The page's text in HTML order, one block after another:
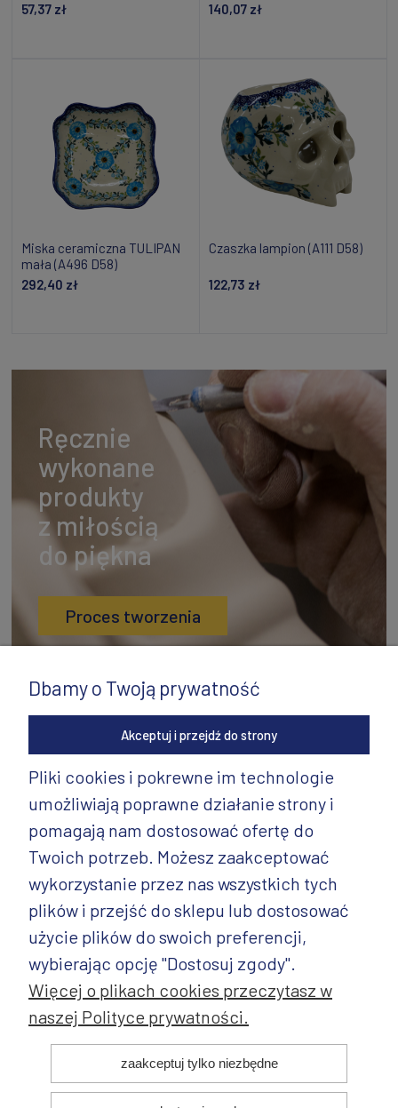
57,37 zł 140,07 zł
Miska ceramiczna TULIPAN
mała (A496 D58)
292,40 zł
Czaszka lampion (A111 D58)
122,73 zł
Ręcznie
wykonane
produkty
z miłością
do piękna
Proces tworzenia
INFORMACJE
PRODUKTY CD.
POZOSTAŁE
Dbamy o Twoją prywatność
Akceptuj i przejdź do strony
Pliki cookies i pokrewne im technologie
umożliwiają poprawne działanie strony i
pomagają nam dostosować ofertę do
Twoich potrzeb. Możesz zaakceptować
wykorzystanie przez nas wszystkich tych
plików i przejść do sklepu lub dostosować
użycie plików do swoich preferencji,
wybierając opcję "Dostosuj zgody".
Więcej o plikach cookies przeczytasz w
naszej Polityce prywatności.
zaakceptuj tylko niezbędne